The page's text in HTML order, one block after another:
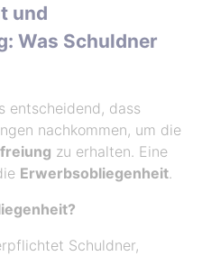
und
Was Schuldner
entscheidend, dass
nachkommen, um die
zu erhalten. Eine
Erwerbsobliegenheit.
Schuldner,